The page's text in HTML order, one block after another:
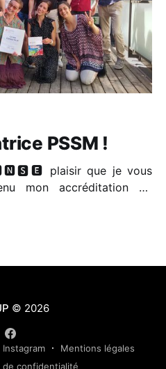
PSSM !
plaisir que je vous
mon accréditation de
EN SANTE MENTALE
© 2026
Instagram
Mentions légales
de confidentialité